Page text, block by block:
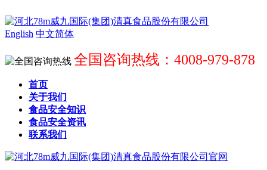
English 中文简体
全国咨询热线：4008-979-878
首页
关于我们
食品安全知识
食品安全资讯
联系我们